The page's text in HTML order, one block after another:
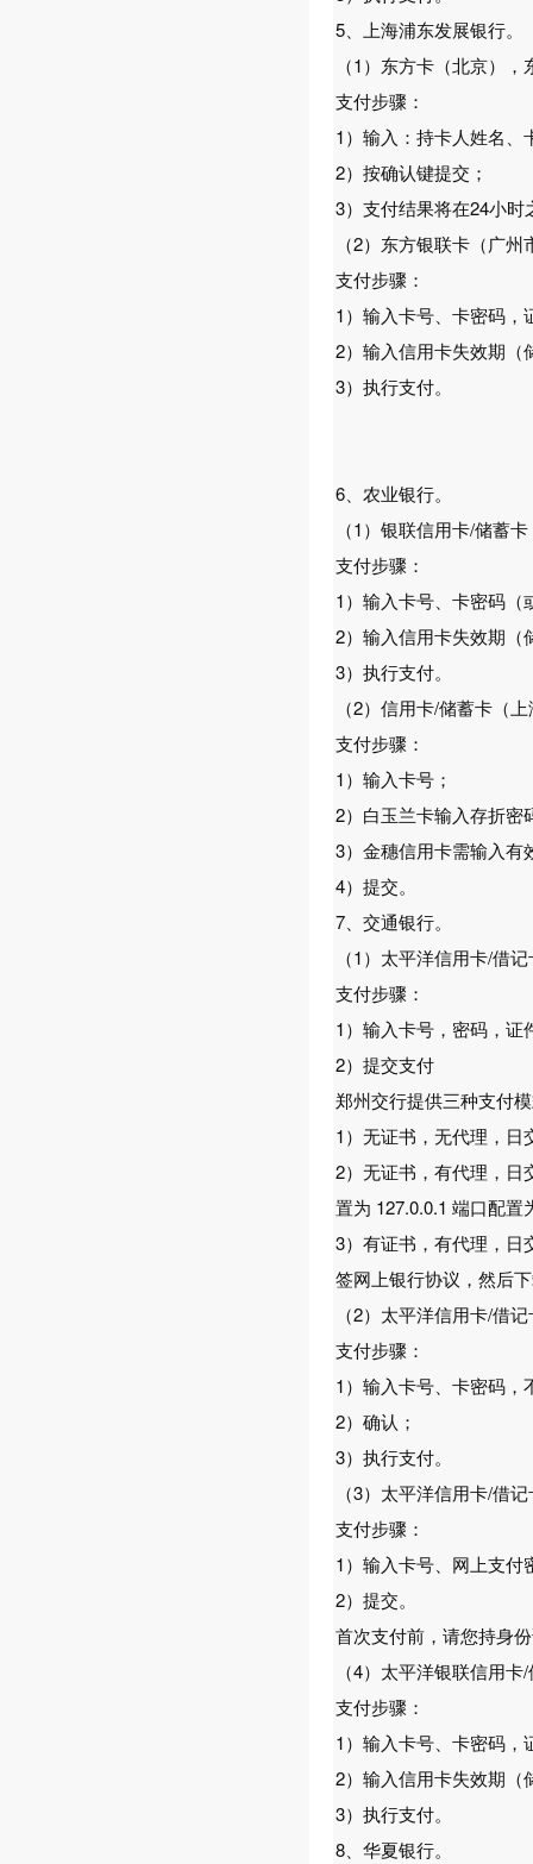
5、上海浦东发展银行。
（1）东方卡（北京）
支付步骤：
1）输入：持卡人姓名、
2）按确认键提交；
3）支付结果将在24小时
（2）东方银联卡（广州
支付步骤：
1）输入卡号、卡密码，
2）输入信用卡失效期（
3）执行支付。
6、农业银行。
（1）银联信用卡/储蓄
支付步骤：
1）输入卡号、卡密码（
2）输入信用卡失效期（
3）执行支付。
（2）信用卡/储蓄卡（
支付步骤：
1）输入卡号；
2）白玉兰卡输入存折密
3）金穗信用卡需输入有
4）提交。
7、交通银行。
（1）太平洋信用卡/借
支付步骤：
1）输入卡号，密码，证
2）提交支付
郑州交行提供三种支付
1）无证书，无代理，
2）无证书，有代理，日
置为 127.0.0.1 端口配
3）有证书，有代理，日
签网上银行协议，然后
（2）太平洋信用卡/借
支付步骤：
1）输入卡号、卡密码，
2）确认；
3）执行支付。
（3）太平洋信用卡/借
支付步骤：
1）输入卡号、网上支付
2）提交。
首次支付前，请您持身
（4）太平洋银联信用
支付步骤：
1）输入卡号、卡密码，
2）输入信用卡失效期（
3）执行支付。
8、华夏银行。